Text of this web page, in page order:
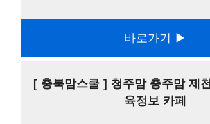
바로가기 ▶
[ 충북맘스쿨 ] 청주맘 충주맘 제
육정보 카페